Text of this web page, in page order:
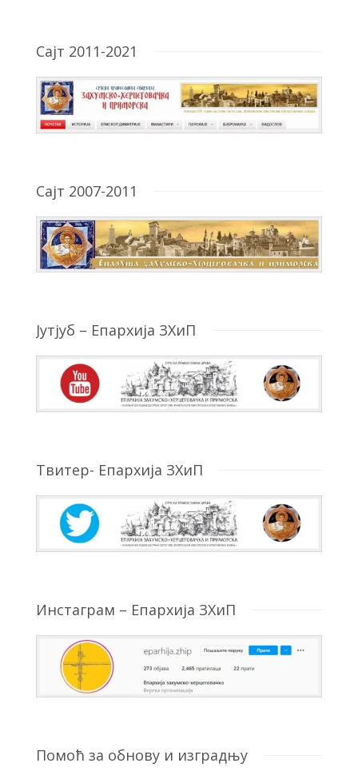
Сајт 2011-2021
Сајт 2007-2011
Јутјуб – Епархија ЗХиП
Твитер- Епархија ЗХиП
Инстаграм – Епархија ЗХиП
Помоћ за обнову и изградњу